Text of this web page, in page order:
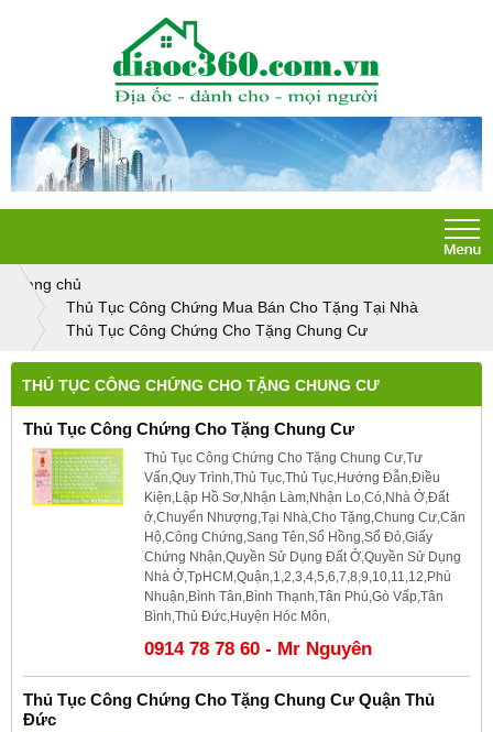
Trang chủ
Thủ Tục Công Chứng Mua Bán Cho Tặng Tại Nhà
Thủ Tục Công Chứng Cho Tặng Chung Cư
THỦ TỤC CÔNG CHỨNG CHO TẶNG CHUNG CƯ
Thủ Tục Công Chứng Cho Tặng Chung Cư
Thủ Tục Công Chứng Cho Tặng Chung Cư,Tư
Vấn,Quy Trình,Thủ Tục,Thủ Tục,Hướng Đẫn,Điều
Kiện,Lập Hồ Sơ,Nhận Làm,Nhận Lo,Có,Nhà Ở,Đất
ở,Chuyển Nhượng,Tại Nhà,Cho Tặng,Chung Cư,Căn
Hộ,Công Chứng,Sang Tên,Sổ Hồng,Sổ Đỏ,Giấy
Chứng Nhận,Quyền Sử Dụng Đất Ở,Quyền Sử Dụng
Nhà Ở,TpHCM,Quận,1,2,3,4,5,6,7,8,9,10,11,12,Phú
Nhuận,Bình Tân,Bình Thạnh,Tân Phú,Gò Vấp,Tân
Bình,Thủ Đức,Huyện Hóc Môn,
0914 78 78 60 - Mr Nguyên
Thủ Tục Công Chứng Cho Tặng Chung Cư Quận Thủ
Đức